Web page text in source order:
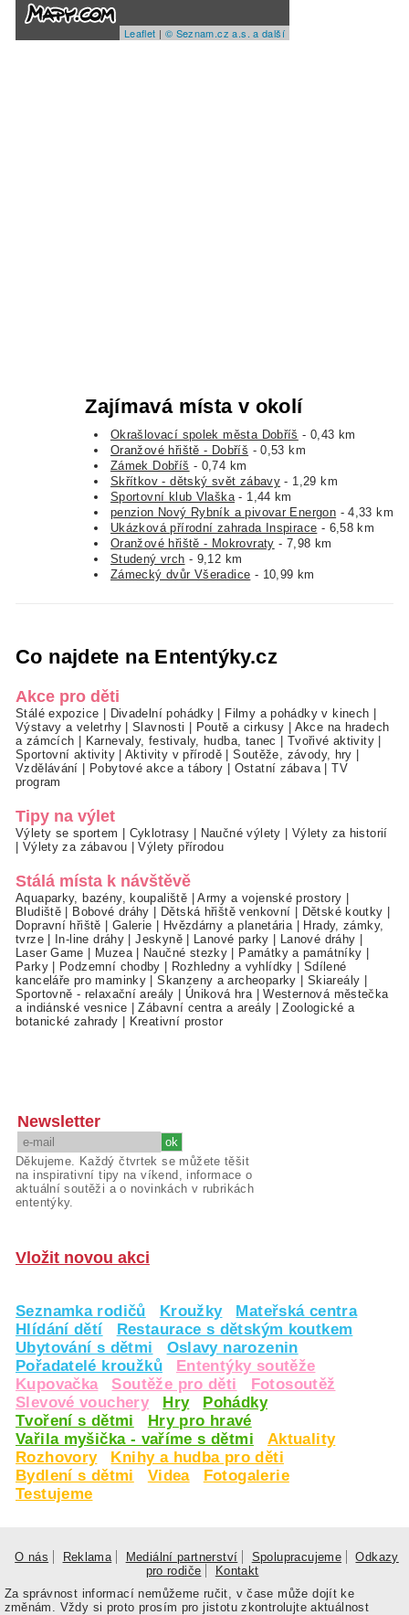
Leaflet | © Seznam.cz a.s. a další
Zajímavá místa v okolí
Okrašlovací spolek města Dobříš - 0,43 km
Oranžové hřiště - Dobříš - 0,53 km
Zámek Dobříš - 0,74 km
Skřítkov - dětský svět zábavy - 1,29 km
Sportovní klub Vlaška - 1,44 km
penzion Nový Rybník a pivovar Energon - 4,33 km
Ukázková přírodní zahrada Inspirace - 6,58 km
Oranžové hřiště - Mokrovraty - 7,98 km
Studený vrch - 9,12 km
Zámecký dvůr Všeradice - 10,99 km
Co najdete na Ententýky.cz
Akce pro děti
Stálé expozice Divadelní pohádky Filmy a pohádky v kinech
Výstavy a veletrhy|Slavnosti Poutě a cirkusy
Akce na hradech
a zámcích
Karnevaly, festivaly, hudba, tanec Tvořivé aktivity
Sportovní aktivity|Aktivity v přírodě |Soutěže, závody, hry
Vzdělávání
Pobytové akce a tábory Ostatní zábava |TV
program
Tipy na výlet
Výlety se sportem Cyklotrasy Naučné výlety
Výlety za historií
Výlety za zábavou |Výlety přírodou
Stálá místa k návštěvě
Aquaparky, bazény, koupaliště |Army a vojenské prostory
Bludiště
Bobové dráhy Dětská hřiště venkovní Dětské koutky
Dopravní hřiště
Galerie Hvězdárny a planetária
Hrady, zámky,
tvrze| In-line dráhy |Jeskyně| Lanové parky Lanové dráhy
Laser Game
Muzea| Naučné stezky Památky a památníky
Parky| Podzemní chodby Rozhledny a vyhlídky
Sdílené
kanceláře pro maminky |Skanzeny a archeoparky Skiareály
Sportovně - relaxační areály
Úniková hra |Westernová městečka
a indiánské vesnice |Zábavní centra a areály |Zoologické a
botanické zahrady
Kreativní prostor
Newsletter
Děkujeme. Každý čtvrtek se můžete těšit
na inspirativní tipy na víkend, informace o
aktuální soutěži a o novinkách v rubrikách
ententýky.
Vložit novou akci
Seznamka rodičů Kroužky
Mateřská centra
Hlídání dětí
Restaurace s dětským koutkem
Ubytování s dětmi
Oslavy narozenin
Pořadatelé kroužků
Ententýky soutěže
Kupovačka
Soutěže pro děti
Fotosoutěž
Slevové vouchery
Hry
Pohádky
Tvoření s dětmi
Hry pro hravé
Vařila myšička - vaříme s dětmi
Aktuality
Rozhovory
Knihy a hudba pro děti
Bydlení s dětmi
Videa
Fotogalerie
Testujeme
O nás Reklama Mediální partnerství Spolupracujeme
Odkazy
pro rodiče
Kontakt
Za správnost informací nemůžeme ručit, v čase může dojít ke
změnám. Vždy si proto prosím pro jistotu zkontrolujte aktuálnost